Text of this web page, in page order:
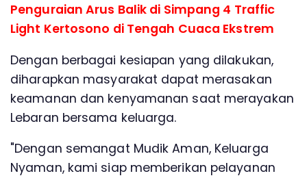
Penguraian Arus Balik di Simpang 4 Traffic
Light Kertosono di Tengah Cuaca Ekstrem
Dengan berbagai kesiapan yang dilakukan,
diharapkan masyarakat dapat merasakan
keamanan dan kenyamanan saat merayakan
Lebaran bersama keluarga.
"Dengan semangat Mudik Aman, Keluarga
Nyaman, kami siap memberikan pelayanan